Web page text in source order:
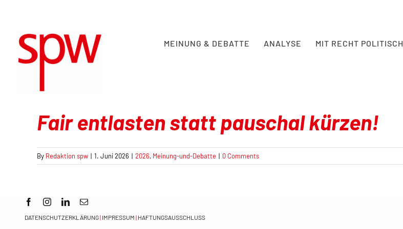
content
MEINUNG & DEBATTE ANALYSE MIT RECHT POLITISCH
Fair entlasten statt pauschal kürzen!
By Redaktion spw | 1. Juni 2026 | 2026, Meinung-und-Debatte | 0 Comments
DATENSCHUTZERKLÄRUNG| IMPRESSUM | HAFTUNGSAUSSCHLUSS